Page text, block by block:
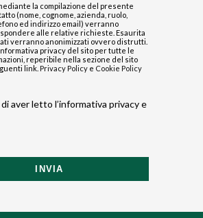
la compilazione del presente
(nome, cognome, azienda, ruolo,
ed indirizzo email) verranno
alle relative richieste. Esaurita
verranno anonimizzati ovvero distrutti.
privacy del sito per tutte le
reperibile nella sezione del sito
link. Privacy Policy e Cookie Policy
aver letto l’informativa privacy e
INVIA